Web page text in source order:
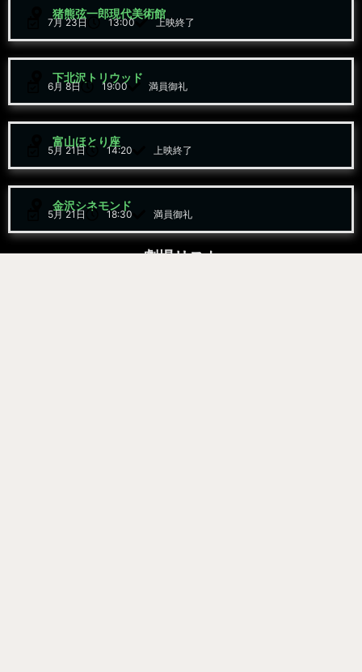
劇場リスト
猪熊弦一郎現代美術館
7月 23日 13:00 上映終了
下北沢トリウッド
6月 8日 19:00 満員御礼
富山ほとり座
5月 21日 14:20 上映終了
金沢シネモンド
5月 21日 18:30 満員御礼